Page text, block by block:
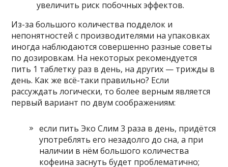
увеличить риск побочных эффектов.
Из-за большого количества подделок и
непонятностей с производителями на упаковках
иногда наблюдаются совершенно разные советы
по дозировкам. На некоторых рекомендуется
пить 1 таблетку раз в день, на других — трижды в
день. Как же всё-таки правильно? Если
рассуждать логически, то более верным является
первый вариант по двум соображениям:
если пить Эко Слим 3 раза в день, придётся
употреблять его незадолго до сна, а при
наличии в нём большого количества
кофеина заснуть будет проблематично;